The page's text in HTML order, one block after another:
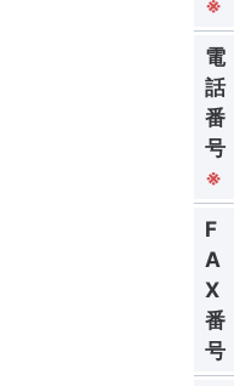
※
電
話
番
号
※
F
A
X
番
号